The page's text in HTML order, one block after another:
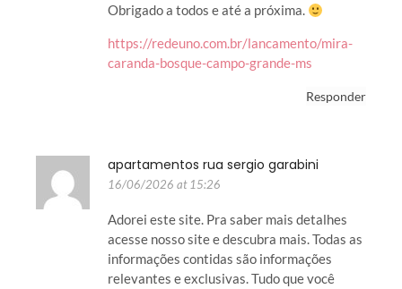
Obrigado a todos e até a próxima.
https://redeuno.com.br/lancamento/mira-
caranda-bosque-campo-grande-ms
Responder
apartamentos rua sergio garabini
16/06/2026 at 15:26
Adorei este site. Pra saber mais detalhes
acesse nosso site e descubra mais. Todas as
informações contidas são informações
relevantes e exclusivas. Tudo que você